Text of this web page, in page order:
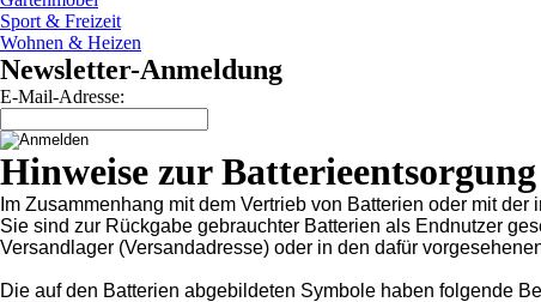
Sport & Freizeit
Wohnen & Heizen
Newsletter-Anmeldung
E-Mail-Adresse:
Hinweise zur Batterieentsorgung
Im Zusammenhang mit dem Vertrieb von Batterien oder mit
Sie sind zur Rückgabe gebrauchter Batterien als Endnutzer
Versandlager (Versandadresse) oder in den dafür
Die auf den Batterien abgebildeten Symbole haben folgende